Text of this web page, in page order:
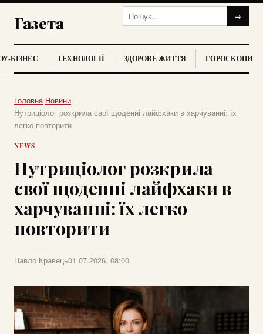
Газета →
БІЗНЕС ТЕХНОЛОГІЇ ЗДОРОВЕ ЖИТТЯ ГОРОСКОПИ
Головна›Новини›
Нутриціолог розкрила свої щоденні лайфхаки в харчуванні: їх
легко повторити
NEWS
Нутриціолог розкрила
свої щоденні лайфхаки в
харчуванні: їх легко
повторити
Павло Кравець01.07.2026, 08:00